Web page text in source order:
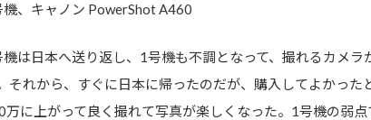
機、キャノン PowerShot A460
機は日本へ送り返し、1号機も不調となって、撮れるカメ
それから、すぐに日本に帰ったのだが、購入してよかっ
万に上がって良く撮れて写真が楽しくなった。1号機の弱